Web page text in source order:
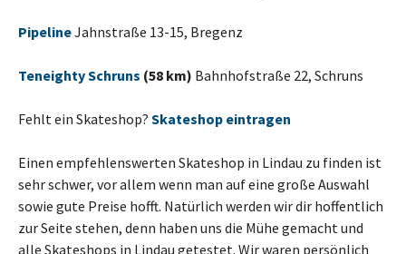
PipelineJahnstraße 13-15, Bregenz
Teneighty Schruns (58 km) Bahnhofstraße 22, Schruns
Fehlt ein Skateshop? Skateshop eintragen
Einen empfehlenswerten Skateshop in Lindau zu finden ist
sehr schwer, vor allem wenn man auf eine große Auswahl
sowie gute Preise hofft. Natürlich werden wir dir hoffentlich
zur Seite stehen, denn haben uns die Mühe gemacht und
alle Skateshops in Lindau getestet. Wir waren persönlich